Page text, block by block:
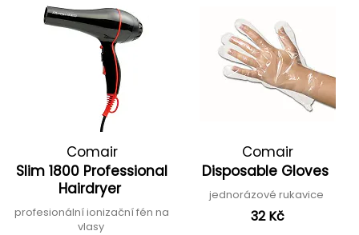
Comair
Slim 1800 Professional
Hairdryer
profesionální ionizační fén na
vlasy
Comair
Disposable Gloves
jednorázové rukavice
32 Kč